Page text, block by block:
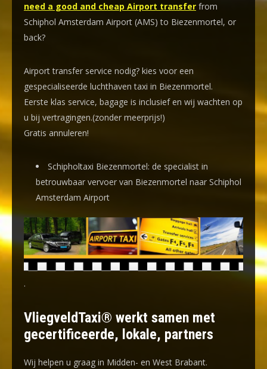
need a good and cheap Airport transfer from
Schiphol Amsterdam Airport (AMS) to Biezenmortel, or
back?
Airport transfer service nodig? kies voor een
gespecialiseerde luchthaven taxi in Biezenmortel.
Eerste klas service, bagage is inclusief en wij wachten op
u bij vertragingen.(zonder meerprijs!)
Gratis annuleren!
Schipholtaxi Biezenmortel: de specialist in
betrouwbaar vervoer van Biezenmortel naar Schiphol
Amsterdam Airport
.
VliegveldTaxi® werkt samen met
gecertificeerde, lokale, partners
Wij helpen u graag in Midden- en West Brabant.